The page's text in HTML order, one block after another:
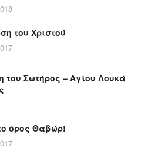
του Χριστού
Σωτήρος – Αγίου Λουκά
όρος Θαβώρ!